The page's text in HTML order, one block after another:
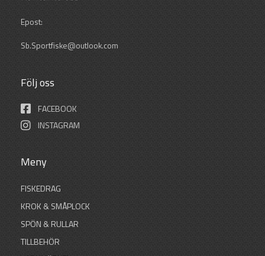
Epost:
Sb.Sportfiske@outlook.com
Följ oss
FACEBOOK
INSTAGRAM
Meny
FISKEDRAG
KROK & SMÅPLOCK
SPÖN & RULLAR
TILLBEHÖR